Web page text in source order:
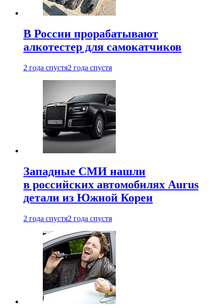
В России прорабатывают
алкотестер для самокатчиков
2 года спустя2 года спустя
Западные СМИ нашли
в российских автомобилях Aurus
детали из Южной Кореи
2 года спустя2 года спустя